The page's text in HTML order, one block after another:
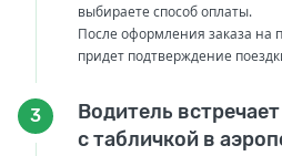
выбираете способ оплаты.
После оформления заказа на
придет подтверждение
3
Водитель
с табличкой в